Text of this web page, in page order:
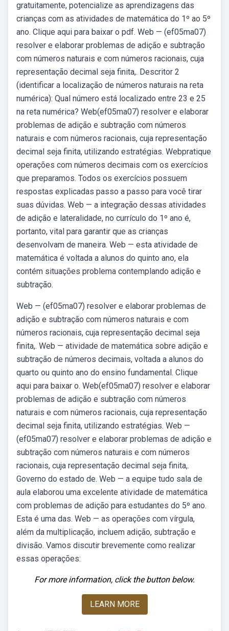
gratuitamente, potencialize as aprendizagens das
crianças com as atividades de matemática do 1º ao 5º
ano. Clique aqui para baixar o pdf. Web — (ef05ma07)
resolver e elaborar problemas de adição e subtração
com números naturais e com números racionais, cuja
representação decimal seja finita,. Descritor 2
(identificar a localização de números naturais na reta
numérica): Qual número está localizado entre 23 e 25
na reta numérica? Web(ef05ma07) resolver e elaborar
problemas de adição e subtração com números
naturais e com números racionais, cuja representação
decimal seja finita, utilizando estratégias. Webpratique
operações com números decimais com os exercícios
que preparamos. Todos os exercícios possuem
respostas explicadas passo a passo para você tirar
suas dúvidas. Web — a integração dessas atividades
de adição e lateralidade, no currículo do 1º ano é,
portanto, vital para garantir que as crianças
desenvolvam de maneira. Web — esta atividade de
matemática é voltada a alunos do quinto ano, ela
contém situações problema contemplando adição e
subtração.
Web — (ef05ma07) resolver e elaborar problemas de
adição e subtração com números naturais e com
números racionais, cuja representação decimal seja
finita,. Web — atividade de matemática sobre adição e
subtração de números decimais, voltada a alunos do
quarto ou quinto ano do ensino fundamental. Clique
aqui para baixar o. Web(ef05ma07) resolver e elaborar
problemas de adição e subtração com números
naturais e com números racionais, cuja representação
decimal seja finita, utilizando estratégias. Web —
(ef05ma07) resolver e elaborar problemas de adição e
subtração com números naturais e com números
racionais, cuja representação decimal seja finita,.
Governo do estado de. Web — a equipe tudo sala de
aula elaborou uma excelente atividade de matemática
com problemas de adição para estudantes do 5º ano.
Esta é uma das. Web — as operações com vírgula,
além da multiplicação, incluem adição, subtração e
divisão. Vamos discutir brevemente como realizar
essas operações:
For more information, click the button below.
LEARN MORE